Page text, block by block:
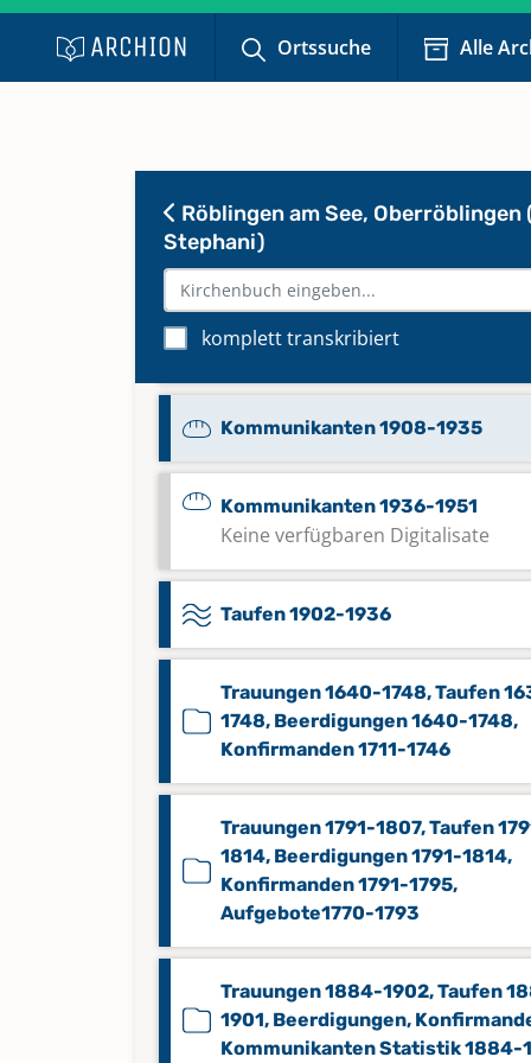
Ortssuche Alle
Röblingen am See, Oberröblingen
Stephani)
komplett transkribiert
1748
Kommunikanten 1718-1881
Kommunikanten 1881-1908
Kommunikanten 1908-1935
Kommunikanten 1936-1951
Keine verfügbaren Digitalisate
Taufen 1902-1936
Trauungen 1640-1748, Taufen
1748, Beerdigungen 1640-1748,
Konfirmanden 1711-1746
Trauungen 1791-1807, Taufen
1814, Beerdigungen 1791-1814,
Konfirmanden 1791-1795,
Aufgebote1770-1793
Trauungen 1884-1902, Taufen
1901, Beerdigungen,
Kommunikanten Statistik 1884-